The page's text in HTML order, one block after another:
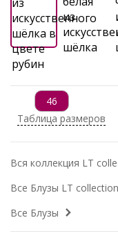
46
Таблица размеров
Вся коллекция LT
Все Блузы LT collection
Все Блузы